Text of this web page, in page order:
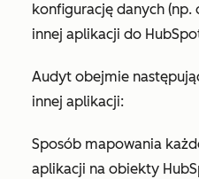
konfigurację danych (np.
innej aplikacji do
Audyt obejmie
innej aplikacji:
Sposób mapowania
aplikacji na obiekty